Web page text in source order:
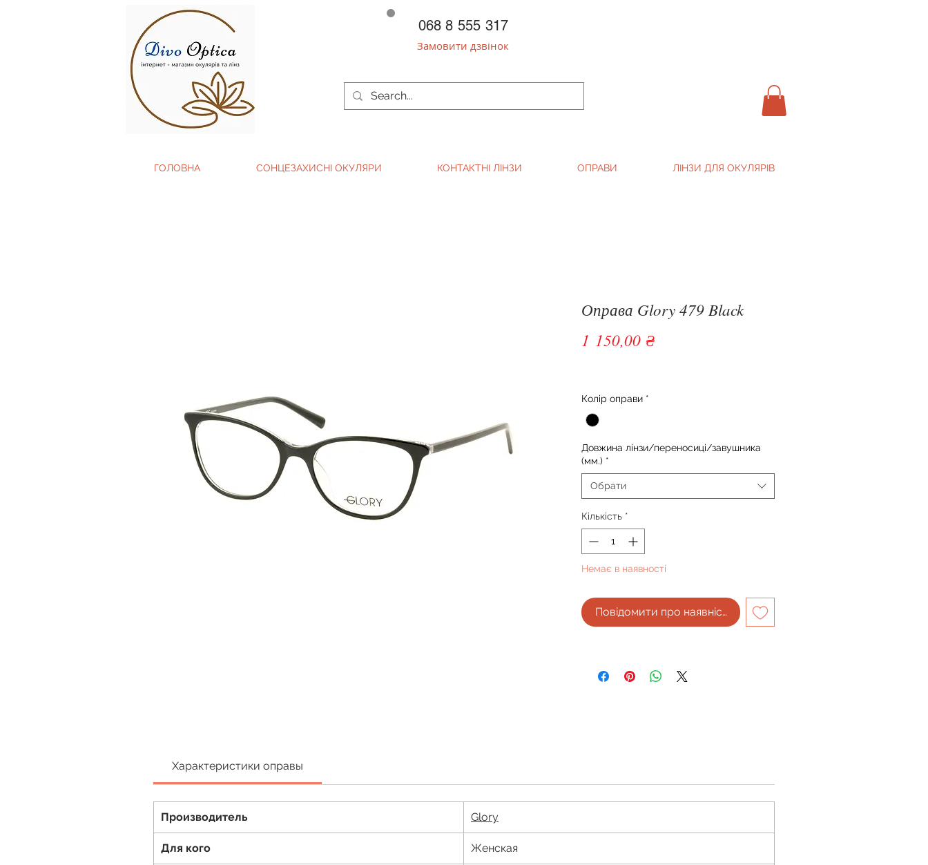
068 8 555 317
Замовити дзвінок
ГОЛОВНА СОНЦЕЗАХИСНІ ОКУЛЯРИ КОНТАКТНІ ЛІНЗИ ОПРАВИ ЛІНЗИ ДЛЯ ОКУЛЯРІВ
Оправа Glory 479 Black
1 150,00 ₴Ціна
Колір оправи *
Довжина лінзи/переносиці/завушника
(мм.) *
Обрати
Кількість *
Немає в наявності
Повідомити про наявність
Характеристики оправы
Производитель Glory
Для кого Женская